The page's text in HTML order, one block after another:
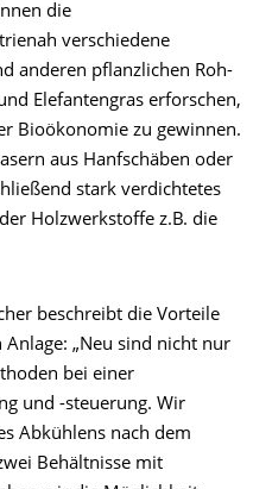
die
verschiedene
anderen pflanzlichen Roh-
Elefantengras erforschen,
Bioökonomie zu gewinnen.
aus Hanfschäben oder
stark verdichtetes
Holzwerkstoffe z.B. die
beschreibt die Vorteile
„Neu sind nicht nur
bei einer
und -steuerung. Wir
Abkühlens nach dem
Behältnisse mit